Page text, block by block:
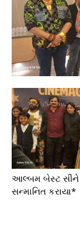
આલ્બમ બેસ્ટ સીને
સન્માનિત કરાયા*